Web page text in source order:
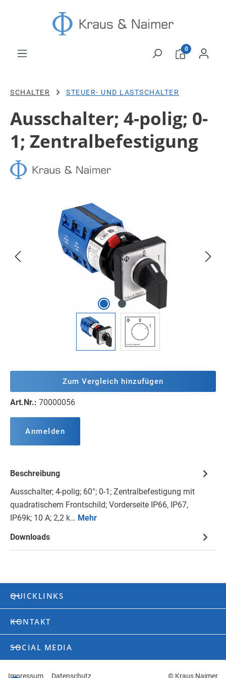
Zum Hauptinhalt springen
0
SCHALTER STEUER- UND LASTSCHALTER
Ausschalter; 4-polig; 0-
1; Zentralbefestigung
Bildergalerie überspringen
Zum Vergleich hinzufügen
Art.Nr.: 70000056
Anmelden
Beschreibung
Ausschalter; 4-polig; 60°; 0-1; Zentralbefestigung mit
quadratischem Frontschild; Vorderseite IP66, IP67,
IP69k; 10 A; 2,2 k… Mehr
Downloads
QUICKLINKS
KONTAKT
SOCIAL MEDIA
Impressum Datenschutz © Kraus Naimer